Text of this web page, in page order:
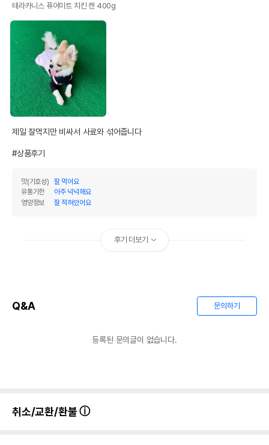
테라카니스 퓨어미트 치킨 캔 400g
제일 잘먹지만 비싸서 사료와 섞어줍니다
#상품후기
맛(기호성)
잘 먹어요
유통기한
아주 넉넉해요
영양정보
잘 적혀있어요
후기 더보기
Q&A 문의하기
등록된 문의글이 없습니다.
취소/교환/환불